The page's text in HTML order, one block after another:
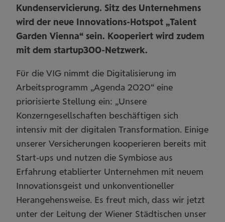
Kundenservicierung. Sitz des Unternehmens
wird der neue Innovations-Hotspot „Talent
Garden Vienna“ sein. Kooperiert wird zudem
mit dem startup300-Netzwerk.
Für die VIG nimmt die Digitalisierung im
Arbeitsprogramm „Agenda 2020“ eine
priorisierte Stellung ein: „Unsere
Konzerngesellschaften beschäftigen sich
intensiv mit der digitalen Transformation. Einige
unserer Versicherungen kooperieren bereits mit
Start-ups und nutzen die Symbiose aus
Erfahrung etablierter Unternehmen mit neuem
Innovationsgeist und unkonventioneller
Herangehensweise. Es freut mich, dass wir jetzt
unter der Leitung der Wiener Städtischen unser